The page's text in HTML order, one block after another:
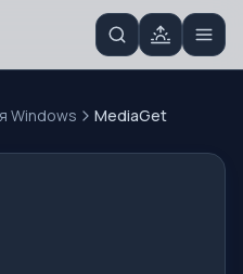
Windows MediaGet